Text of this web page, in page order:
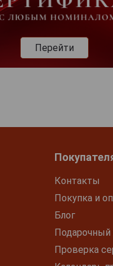
Перейти
Контакты
Покупка и
Блог
Подарочный
Проверка